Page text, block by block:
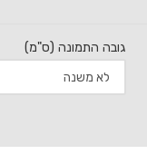
גובה התמונה (ס"מ)